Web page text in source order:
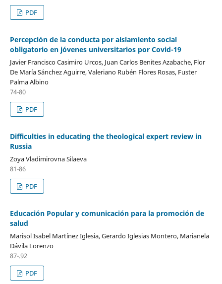
PDF
Percepción de la conducta por aislamiento social
obligatorio en jóvenes universitarios por Covid-19
Javier Francisco Casimiro Urcos, Juan Carlos Benites Azabache, Flor
De María Sánchez Aguirre, Valeriano Rubén Flores Rosas, Fuster
Palma Albino
74-80
PDF
Difficulties in educating the theological expert review in
Russia
Zoya Vladimirovna Silaeva
81-86
PDF
Educación Popular y comunicación para la promoción de
salud
Marisol Isabel Martínez Iglesia, Gerardo Iglesias Montero, Marianela
Dávila Lorenzo
87-.92
PDF